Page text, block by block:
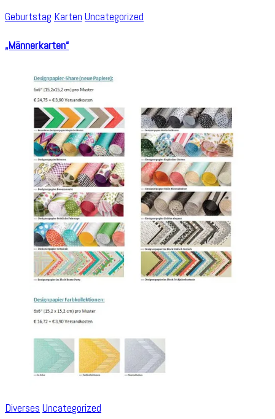
Geburtstag Karten Uncategorized
„Männerkarten“
Diverses Uncategorized